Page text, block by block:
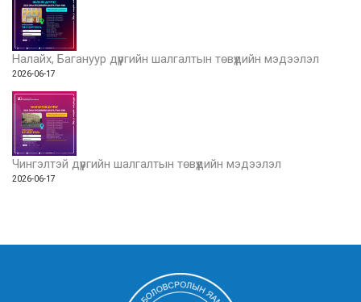
Налайх, Багануур дүүргийн шалгалтын төвүүдийн мэдээлэл
2026-06-17
Чингэлтэй дүүргийн шалгалтын төвүүдийн мэдээлэл
2026-06-17